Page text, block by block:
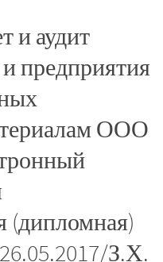
и аудит
предприятия
ООО
(дипломная)
З.Х.